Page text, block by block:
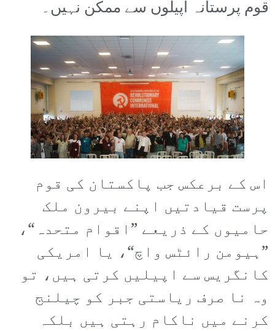
قوم پرستانہ اپیلوں سے ممکن نہیں۔
اس کے برعکس جب پاکستان کی قوم
پرست قیادتیں اپنے بیرون ملک
حامیوں کے ذریعے ”اقوام متحدہ“،
”ہیومن رائٹس واچ“، یا امریکی
کانگریس سے اپیلیں کرتی ہیں، تو
وہ نا صرف ریاستی جبر کو چیلنج
کرنے میں ناکام رہتی ہیں بلکہ